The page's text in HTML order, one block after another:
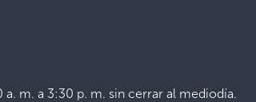
a. m. a 3:30 p. m. sin cerrar al mediodía.